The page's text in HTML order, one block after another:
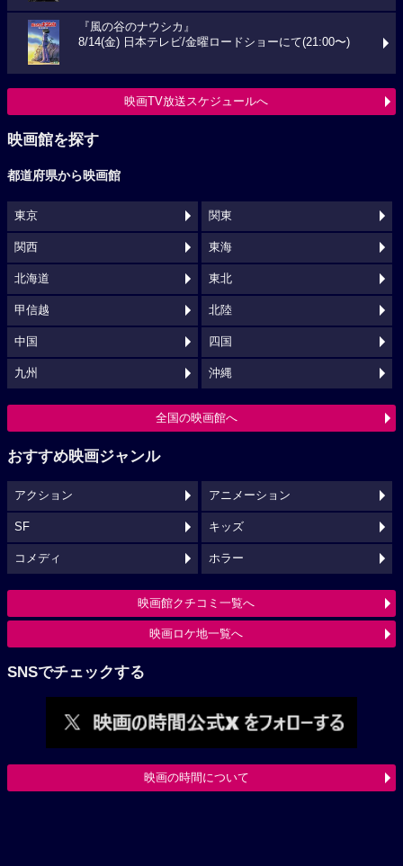
『風の谷のナウシカ』
8/14(金) 日本テレビ/金曜ロードショーにて(21:00〜)
映画TV放送スケジュールへ
映画館を探す
都道府県から映画館
東京 関東
関西 東海
北海道 東北
甲信越 北陸
中国 四国
九州 沖縄
全国の映画館へ
おすすめ映画ジャンル
アクション アニメーション
SF キッズ
コメディ ホラー
映画館クチコミ一覧へ
映画ロケ地一覧へ
SNSでチェックする
映画の時間について